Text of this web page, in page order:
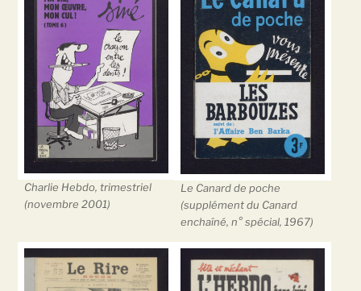
Charlie Hebdo, trimestriel
(novembre 2001)
Le Canard de poche
(supplément du Canard
enchaîné, n° spécial, 1967)